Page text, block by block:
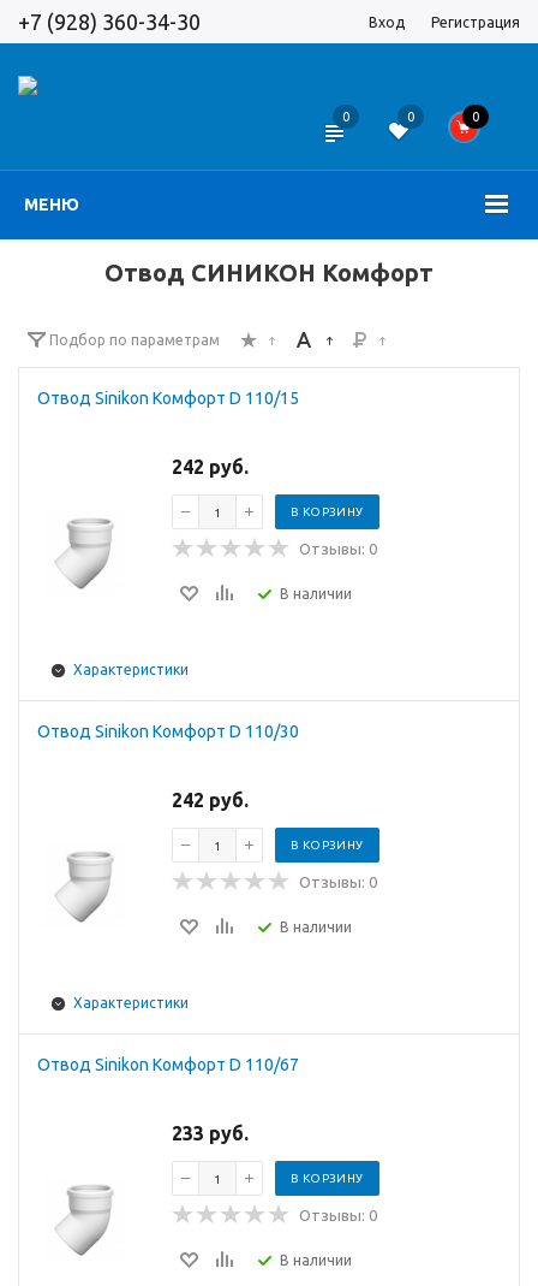
+7 (928) 360-34-30 Вход Регистрация
МЕНЮ
0 0 0
Отвод СИНИКОН Комфорт
Подбор по параметрам
Отвод Sinikon Комфорт D 110/15
242 руб.
В КОРЗИНУ
Отзывы: 0
В наличии
Характеристики
Отвод Sinikon Комфорт D 110/30
242 руб.
В КОРЗИНУ
Отзывы: 0
В наличии
Характеристики
Отвод Sinikon Комфорт D 110/67
233 руб.
В КОРЗИНУ
Отзывы: 0
В наличии